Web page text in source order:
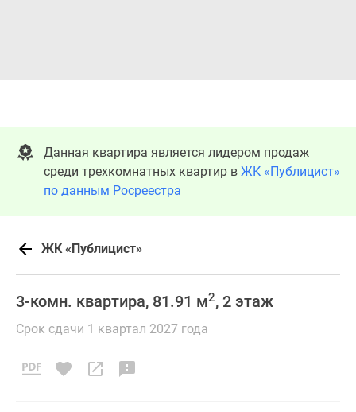
Данная квартира является лидером продаж
среди трехкомнатных квартир в ЖК «Публицист»
по данным Росреестра
ЖК «Публицист»
3-комн. квартира, 81.91 м2, 2 этаж
Срок сдачи 1 квартал 2027 года